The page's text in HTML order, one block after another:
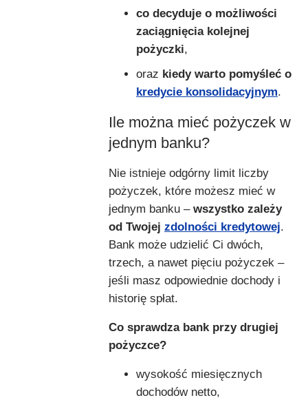
co decyduje o możliwości
zaciągnięcia kolejnej
pożyczki,
oraz kiedy warto pomyśleć o
kredycie konsolidacyjnym.
Ile można mieć pożyczek w
jednym banku?
Nie istnieje odgórny limit liczby
pożyczek, które możesz mieć w
jednym banku – wszystko zależy
od Twojej zdolności kredytowej.
Bank może udzielić Ci dwóch,
trzech, a nawet pięciu pożyczek –
jeśli masz odpowiednie dochody i
historię spłat.
Co sprawdza bank przy drugiej
pożyczce?
wysokość miesięcznych
dochodów netto,